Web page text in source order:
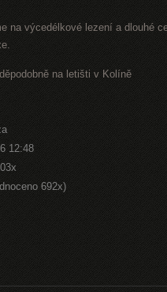
na výcedélkové lezení a dlouhé
na letišti v Kolíně
12:48
692x)